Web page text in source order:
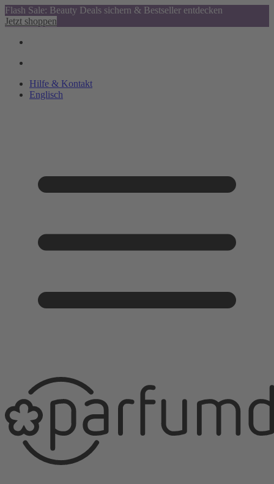
Flash Sale: Beauty Deals sichern & Bestseller entdecken
Jetzt shoppen
Hilfe & Kontakt
Englisch